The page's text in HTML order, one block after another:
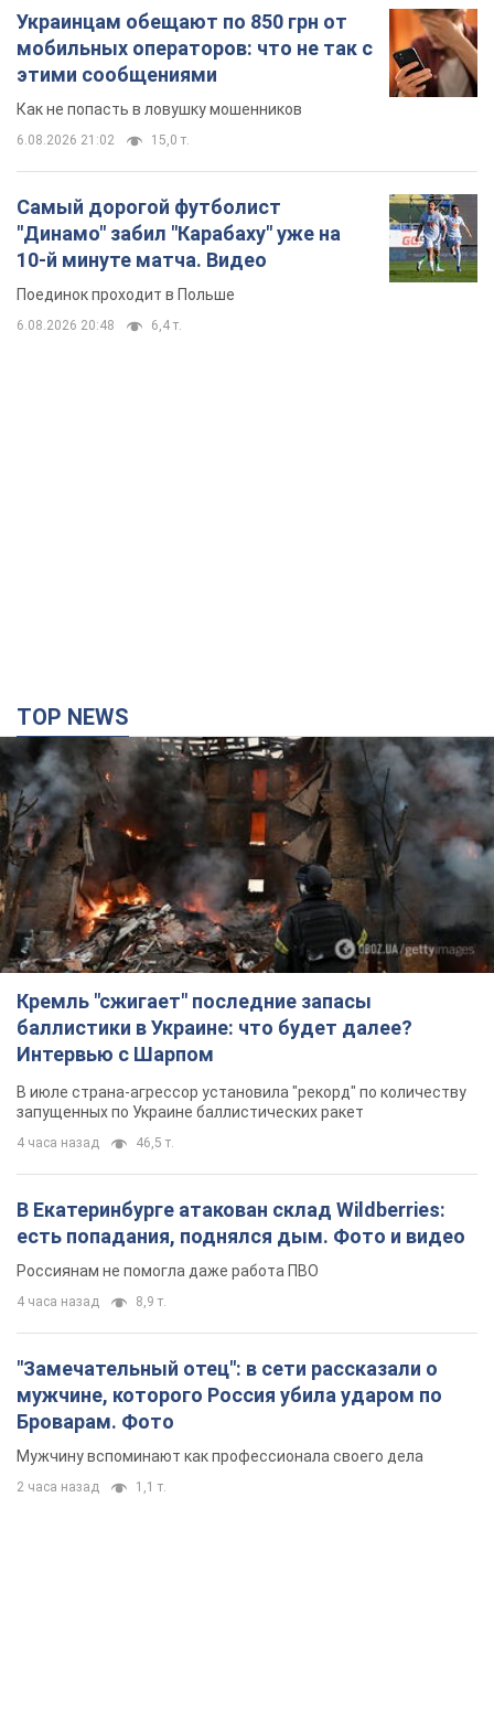
Украинцам обещают по 850 грн от
мобильных операторов: что не так с
этими сообщениями
Как не попасть в ловушку мошенников
6.08.2026 21:02 15,0 т.
Самый дорогой футболист
"Динамо" забил "Карабаху" уже на
10-й минуте матча. Видео
Поединок проходит в Польше
6.08.2026 20:48 6,4 т.
TOP NEWS
Кремль "сжигает" последние запасы
баллистики в Украине: что будет далее?
Интервью с Шарпом
В июле страна-агрессор установила "рекорд" по количеству
запущенных по Украине баллистических ракет
4 часа назад 46,5 т.
В Екатеринбурге атакован склад Wildberries:
есть попадания, поднялся дым. Фото и видео
Россиянам не помогла даже работа ПВО
4 часа назад 8,9 т.
"Замечательный отец": в сети рассказали о
мужчине, которого Россия убила ударом по
Броварам. Фото
Мужчину вспоминают как профессионала своего дела
2 часа назад 1,1 т.